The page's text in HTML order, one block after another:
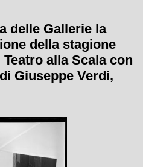
delle Gallerie la
della stagione
alla Scala con
Giuseppe Verdi,